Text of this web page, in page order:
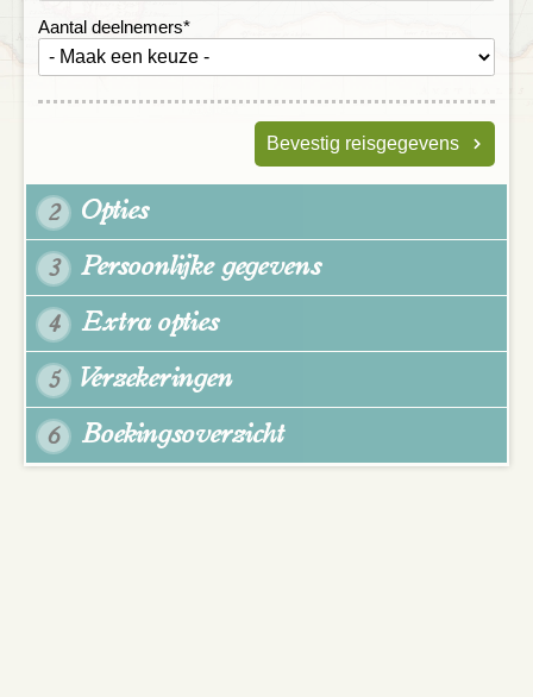
Aantal deelnemers*
Bevestig reisgegevens
2 Opties
3 Persoonlijke gegevens
4 Extra opties
5 Verzekeringen
6 Boekingsoverzicht